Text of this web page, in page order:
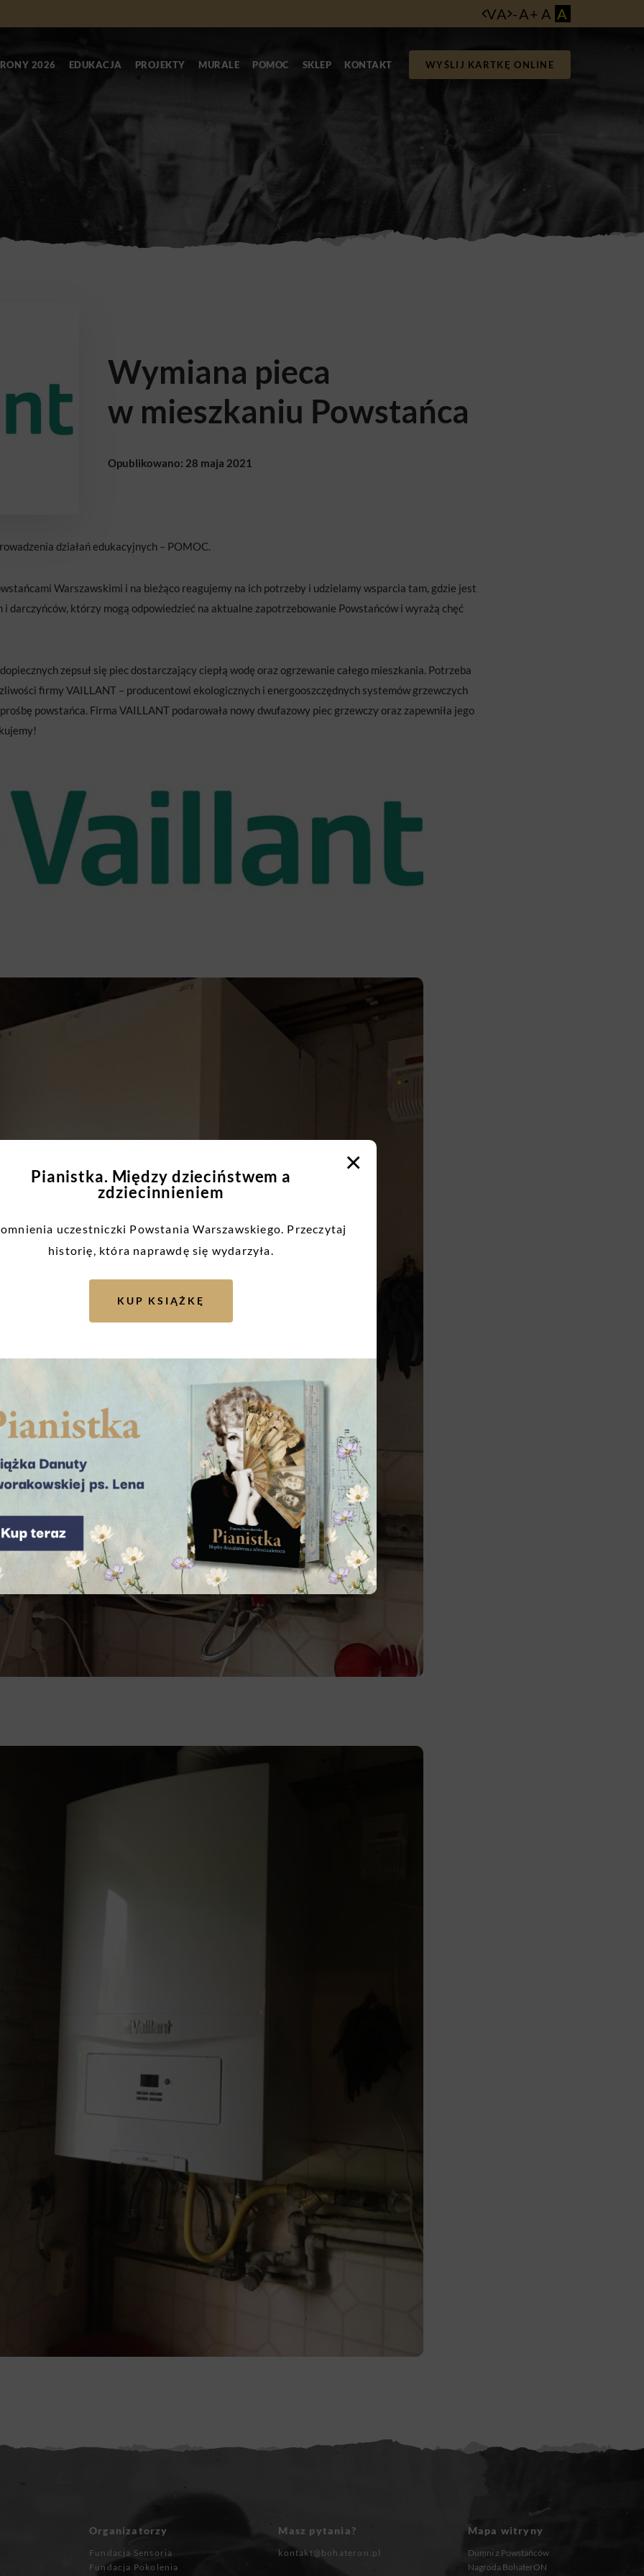
VA -A+ A A
2026 EDUKACJA PROJEKTY MURALE POMOC SKLEP KONTAKT WYŚLIJ KARTKĘ ONLINE
Wymiana pieca
w mieszkaniu Powstańca
Opublikowano: 28 maja 2021
działań edukacyjnych – POMOC.
Warszawskimi i na bieżąco reagujemy na ich potrzeby i udzielamy wsparcia tam, gdzie jest
i darczyńców, którzy mogą odpowiedzieć na aktualne zapotrzebowanie Powstańców i wyrażą chęć
zepsuł się piec dostarczający ciepłą wodę oraz ogrzewanie całego mieszkania. Potrzeba
firmy VAILLANT – producentowi ekologicznych i energooszczędnych systemów grzewczych
powstańca. Firma VAILLANT podarowała nowy dwufazowy piec grzewczy oraz zapewniła jego
×
Pianistka. Między dzieciństwem a
zdziecinnieniem
uczestniczki Powstania Warszawskiego. Przeczytaj
historię, która naprawdę się wydarzyła.
KUP KSIĄŻKĘ
Organizatorzy
Fundacja Sensoria
Fundacja Pokolenia
Masz pytania?
kontakt@bohateron.pl
Mapa witryny
Dumni z Powstańców
Nagroda BohaterON